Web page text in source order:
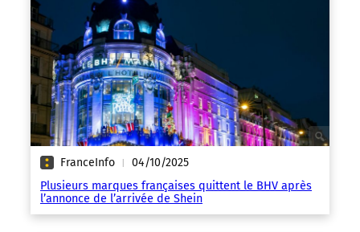
FranceInfo | 04/10/2025
Plusieurs marques françaises quittent le BHV après
l’annonce de l’arrivée de Shein